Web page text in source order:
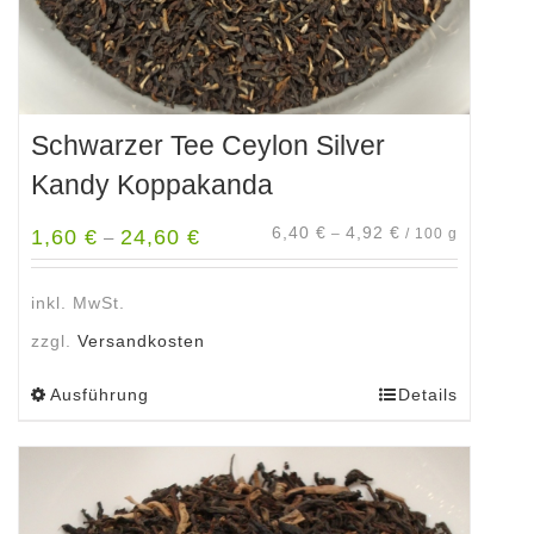
werden
Schwarzer Tee Ceylon Silver
Kandy Koppakanda
1,60 € – 24,60 € 6,40 € – 4,92 € / 100 g
inkl. MwSt.
zzgl. Versandkosten
Ausführung
mehrere
Varianten
Details